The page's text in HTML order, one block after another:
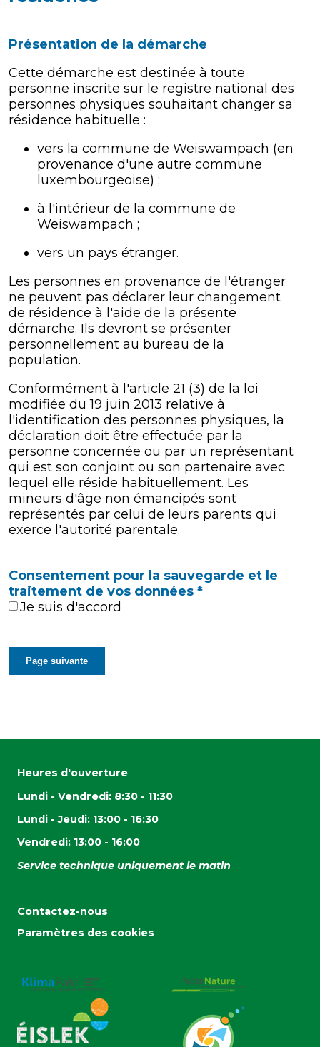
Présentation de la démarche
Cette démarche est destinée à toute
personne inscrite sur le registre national des
personnes physiques souhaitant changer sa
résidence habituelle :
vers la commune de Weiswampach (en
provenance d'une autre commune
luxembourgeoise) ;
à l'intérieur de la commune de
Weiswampach ;
vers un pays étranger.
Les personnes en provenance de l'étranger
ne peuvent pas déclarer leur changement
de résidence à l'aide de la présente
démarche. Ils devront se présenter
personnellement au bureau de la
population.
Conformément à l'article 21 (3) de la loi
modifiée du 19 juin 2013 relative à
l'identification des personnes physiques, la
déclaration doit être effectuée par la
personne concernée ou par un représentant
qui est son conjoint ou son partenaire avec
lequel elle réside habituellement. Les
mineurs d'âge non émancipés sont
représentés par celui de leurs parents qui
exerce l'autorité parentale.
Consentement pour la sauvegarde et le
traitement de vos données *
Je suis d'accord
Heures d'ouverture
Lundi - Vendredi: 8:30 - 11:30
Lundi - Jeudi: 13:00 - 16:30
Vendredi: 13:00 - 16:00
Service technique uniquement le matin
Contactez-nous
Paramètres des cookies